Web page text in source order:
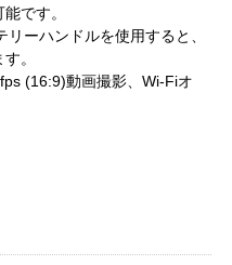
です。
ーハンドルを使用すると、
。
(16:9)動画撮影、Wi-Fiオ